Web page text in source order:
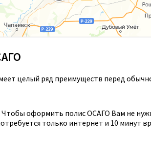
целый ряд преимуществ перед
Чтобы оформить полис ОСАГО Вам не
только интернет и 10 минут